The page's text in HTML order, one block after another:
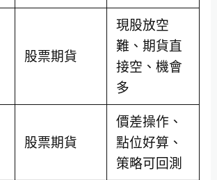
股票期貨
現股放空
難、期貨直
接空、機會
多
股票期貨
價差操作、
點位好算、
策略可回測